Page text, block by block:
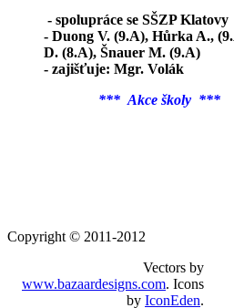
- spolupráce se SŠZP Klatovy
- Duong V. (9.A), Hůrka A.,
D. (8.A), Šnauer M. (9.A)
- zajišťuje: Mgr. Volák
*** Akce školy ***
Copyright © 2011-2012
Vectors by
www.bazaardesigns.com. Icons
by IconEden.